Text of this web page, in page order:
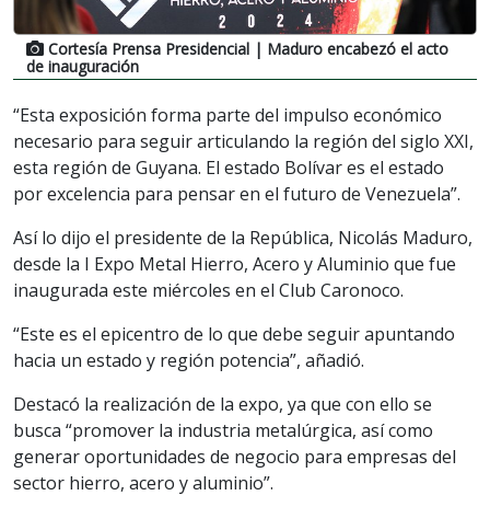
Cortesía Prensa Presidencial | Maduro encabezó el acto
de inauguración
“Esta exposición forma parte del impulso económico
necesario para seguir articulando la región del siglo XXI,
esta región de Guyana. El estado Bolívar es el estado
por excelencia para pensar en el futuro de Venezuela”.
Así lo dijo el presidente de la República, Nicolás Maduro,
desde la I Expo Metal Hierro, Acero y Aluminio que fue
inaugurada este miércoles en el Club Caronoco.
“Este es el epicentro de lo que debe seguir apuntando
hacia un estado y región potencia”, añadió.
Destacó la realización de la expo, ya que con ello se
busca “promover la industria metalúrgica, así como
generar oportunidades de negocio para empresas del
sector hierro, acero y aluminio”.